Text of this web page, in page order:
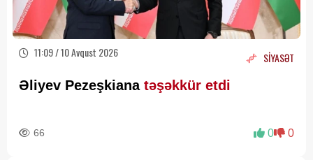
11:09 / 10 Avqust 2026 SİYASƏT
Əliyev Pezeşkiana təşəkkür etdi
66 0 0